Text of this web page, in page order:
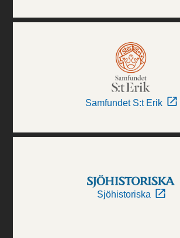
Samfundet S:t Erik
Sjöhistoriska